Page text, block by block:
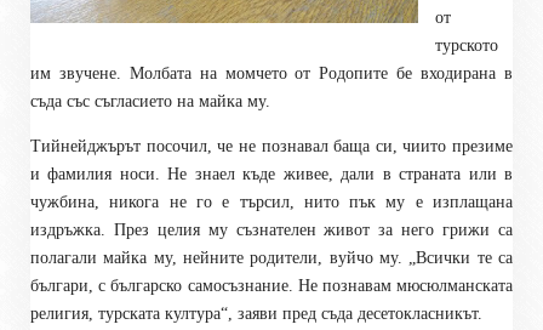
от
турското
им звучене. Молбата на момчето от Родопите бе входирана в
съда със съгласието на майка му.
Тийнейджърът посочил, че не познавал баща си, чиито презиме
и фамилия носи. Не знаел къде живее, дали в страната или в
чужбина, никога не го е търсил, нито пък му е изплащана
издръжка. През целия му съзнателен живот за него грижи са
полагали майка му, нейните родители, вуйчо му. „Всички те са
българи, с българско самосъзнание. Не познавам мюсюлманската
религия, турската култура“, заяви пред съда десетокласникът.